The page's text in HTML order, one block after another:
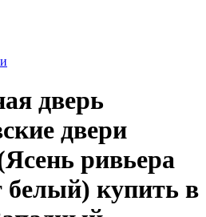
дверь
двери
ривьера
белый) купить в